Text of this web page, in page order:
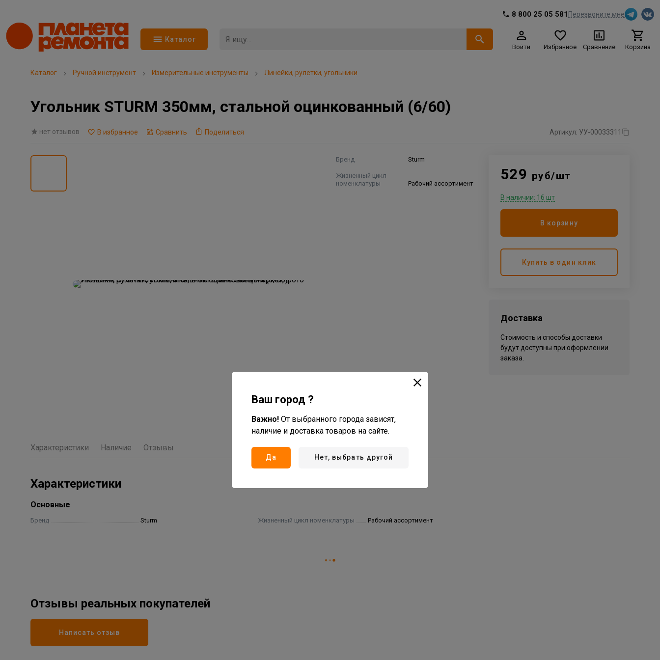
8 800 25 05 581 Перезвоните мне
Каталог
Войти Избранное Сравнение Корзина
Каталог Ручной инструмент Измерительные инструменты Линейки, рулетки, угольники
Угольник STURM 350мм, стальной оцинкованный (6/60)
нет отзывов В избранное Сравнить Поделиться Артикул: УУ-00033311
Бренд Sturm
Жизненный цикл
номенклатуры
Рабочий ассортимент
529 руб/шт
В наличии: 16 шт
В корзину
Купить в один клик
Доставка
Стоимость и способы доставки
будут доступны при оформлении
заказа.
Характеристики Наличие Отзывы
Характеристики
Основные
Бренд Sturm Жизненный цикл номенклатуры Рабочий ассортимент
Отзывы реальных покупателей
Написать отзыв
Ваш город ?
Важно! От выбранного города зависят,
наличие и доставка товаров на сайте.
Да Нет, выбрать другой